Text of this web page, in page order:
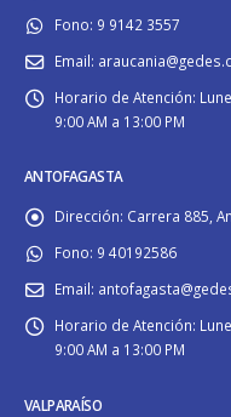
Fono: 9 9142 3557
Email:
Horario de Atención:
9:00 AM a 13:00 PM
ANTOFAGASTA
Dirección: Carrera 885,
Fono: 9 40192586
Email:
Horario de Atención:
9:00 AM a 13:00 PM
VALPARAÍSO